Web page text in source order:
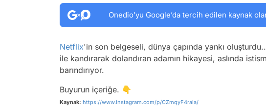
Onedio’yu Google’da tercih edilen kaynak
Netflix'in son belgeseli, dünya çapında yankı
ile kandırarak dolandıran adamın hikayesi, aslında
barındırıyor.
Buyurun içeriğe. 👇
Kaynak: https://www.instagram.com/p/CZmqyF4rala/